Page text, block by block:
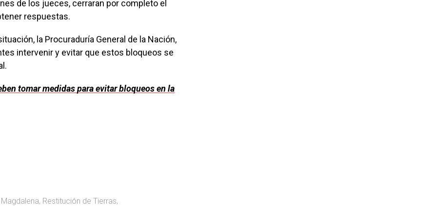
de los jueces, cerraran por completo el
respuestas.
la Procuraduría General de la Nación,
intervenir y evitar que estos bloqueos se
tomar medidas para evitar bloqueos en la
Magdalena, Restitución de Tierras,